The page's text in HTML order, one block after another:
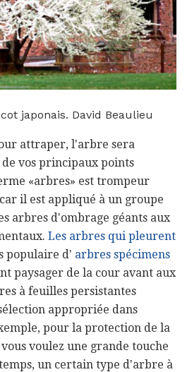
japonais. David Beaulieu
attraper, l'arbre sera
vos principaux points
«arbres» est trompeur
il est appliqué à un groupe
arbres d'ombrage géants aux
Les arbres qui pleurent
populaire d' arbres spécimens
paysager de la cour avant aux
à feuilles persistantes
appropriée dans
pour la protection de la
voulez une grande touche
un certain type d'arbre à